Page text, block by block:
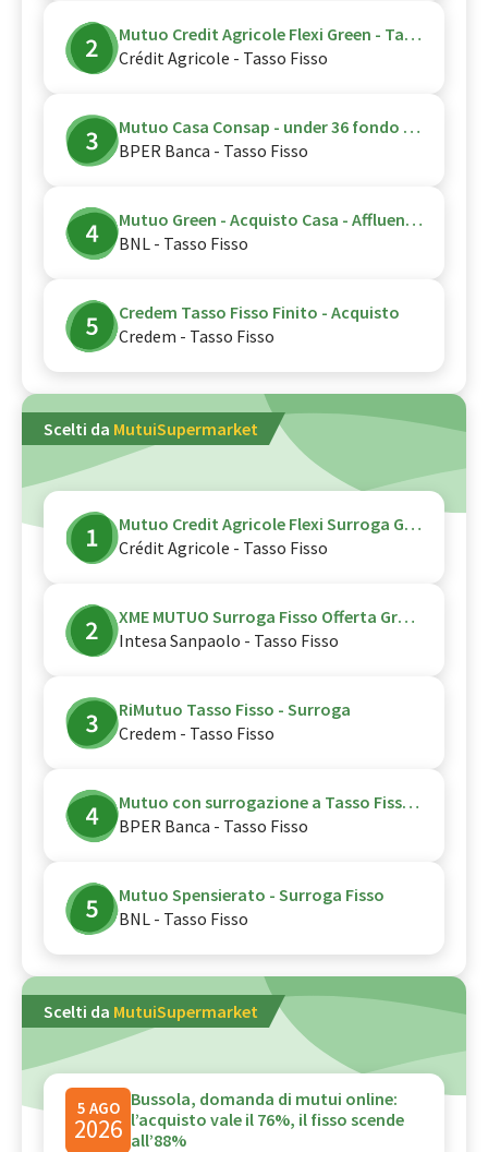
Mutuo Credit Agricole Flexi Green - Tasso Fisso - Acquisto - CPI Vita
Crédit Agricole - Tasso Fisso
Mutuo Casa Consap - under 36 fondo garanzia consap
BPER Banca - Tasso Fisso
Mutuo Green - Acquisto Casa - Affluent - green
BNL - Tasso Fisso
Credem Tasso Fisso Finito - Acquisto
Credem - Tasso Fisso
Scelti da MutuiSupermarket
Mutuo Credit Agricole Flexi Surroga Green - Tasso Fisso - CPI Vita - Green
Crédit Agricole - Tasso Fisso
XME MUTUO Surroga Fisso Offerta Green - Nord
Intesa Sanpaolo - Tasso Fisso
RiMutuo Tasso Fisso - Surroga
Credem - Tasso Fisso
Mutuo con surrogazione a Tasso Fisso - Surroga
BPER Banca - Tasso Fisso
Mutuo Spensierato - Surroga Fisso
BNL - Tasso Fisso
Scelti da MutuiSupermarket
5 AGO
2026
Bussola, domanda di mutui online:
l’acquisto vale il 76%, il fisso scende
all’88%